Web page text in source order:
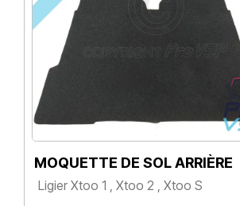
MOQUETTE DE SOL ARRIÈRE
Ligier Xtoo 1 , Xtoo 2 , Xtoo S